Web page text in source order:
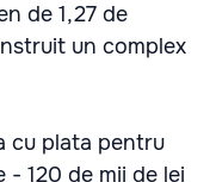
de 1,27 de
un complex
cu plata pentru
120 de mii de lei